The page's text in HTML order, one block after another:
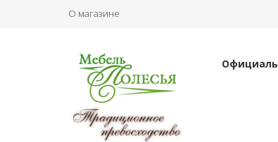
О магазине